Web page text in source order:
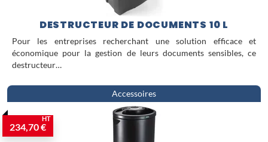
DESTRUCTEUR DE DOCUMENTS 10 L
Pour les entreprises recherchant une solution efficace et
économique pour la gestion de leurs documents sensibles, ce
destructeur…
Accessoires
234,70 €
HT